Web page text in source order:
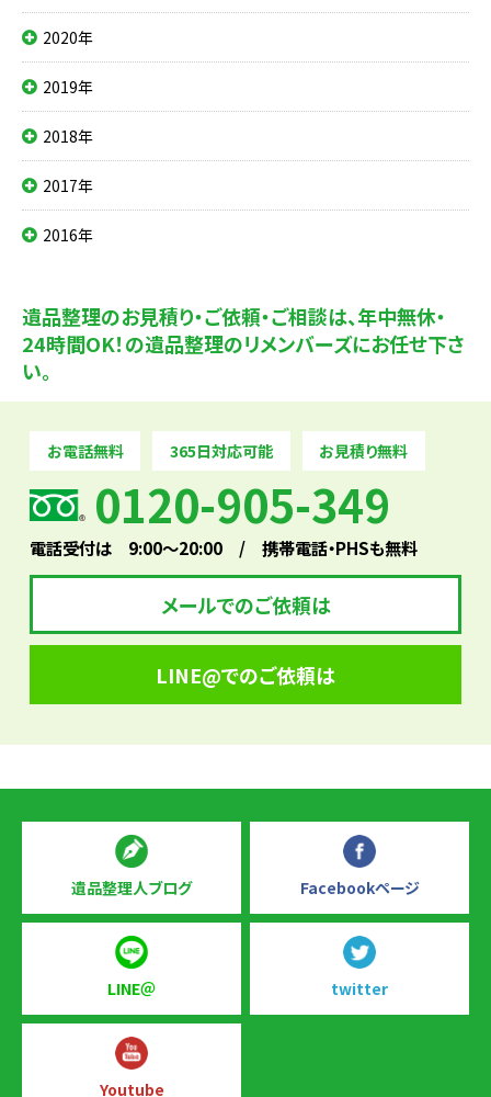
2020年
2019年
2018年
2017年
2016年
遺品整理のお見積り・ご依頼・ご相談は、年中無休・
24時間OK！の遺品整理のリメンバーズにお任せ下さ
い。
お電話無料 365日対応可能 お見積り無料
0120-905-349
電話受付は 9:00～20:00 / 携帯電話・PHSも無料
メールでのご依頼は
LINE@でのご依頼は
遺品整理人ブログ Facebookページ
LINE＠ twitter
Youtube